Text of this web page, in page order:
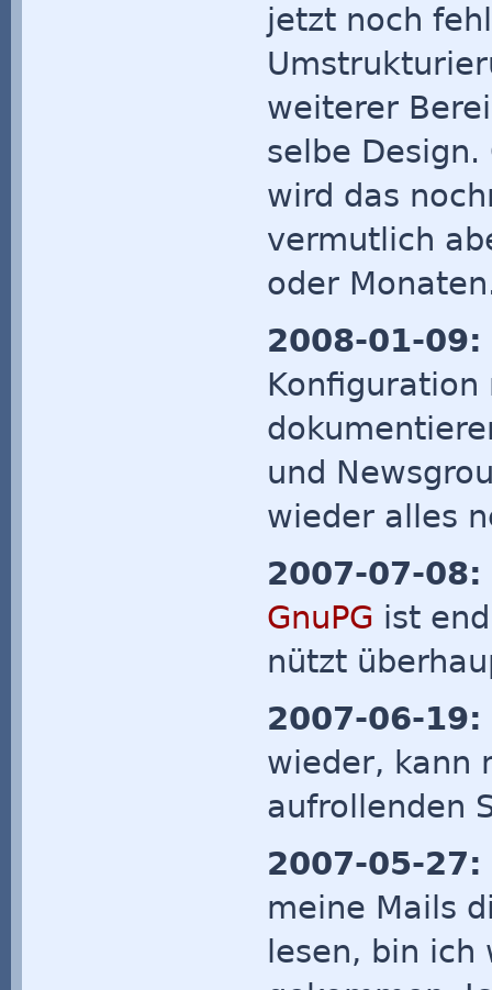
jetzt noch
weiterer
selbe
wird das
vermutlich
oder
2008-01-09:
und
wieder alles
2007-07-08:
GnuPG ist
nützt
2007-06-19:
wieder, kann
aufrollenden
2007-05-27:
meine Mails
lesen, bin